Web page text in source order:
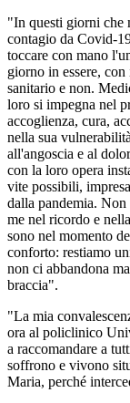
"In questi giorni che
contagio da Covid-
toccare con mano
giorno in essere,
sanitario e non.
loro si impegna nel
accoglienza, cura,
nella sua
all'angoscia e al
con la loro opera
vite possibili,
dalla pandemia.
me nel ricordo e
sono nel momento
conforto: restiamo
non ci abbandona
braccia".
"La mia
ora al policlinico
a raccomandare a
soffrono e vivono
Maria, perché